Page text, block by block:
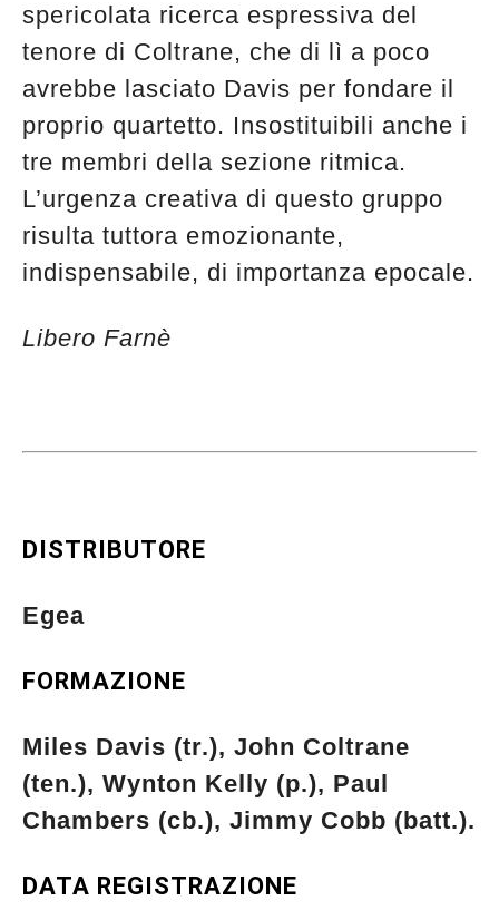
spericolata ricerca espressiva del
tenore di Coltrane, che di lì a poco
avrebbe lasciato Davis per fondare il
proprio quartetto. Insostituibili anche i
tre membri della sezione ritmica.
L’urgenza creativa di questo gruppo
risulta tuttora emozionante,
indispensabile, di importanza epocale.
Libero Farnè
DISTRIBUTORE
Egea
FORMAZIONE
Miles Davis (tr.), John Coltrane
(ten.), Wynton Kelly (p.), Paul
Chambers (cb.), Jimmy Cobb (batt.).
DATA REGISTRAZIONE